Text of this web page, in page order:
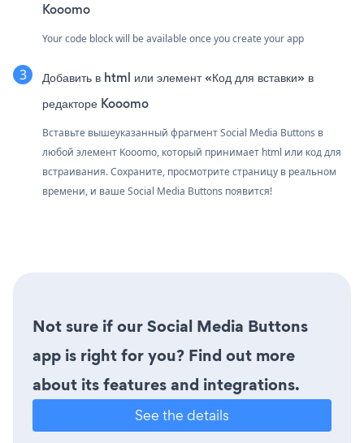
Kooomo
Your code block will be available once you create your app
Добавить в html или элемент «Код для вставки» в
редакторе Kooomo
Вставьте вышеуказанный фрагмент Social Media Buttons в
любой элемент Kooomo, который принимает html или код для
встраивания. Сохраните, просмотрите страницу в реальном
времени, и ваше Social Media Buttons появится!
Not sure if our Social Media Buttons
app is right for you? Find out more
about its features and integrations.
See the details